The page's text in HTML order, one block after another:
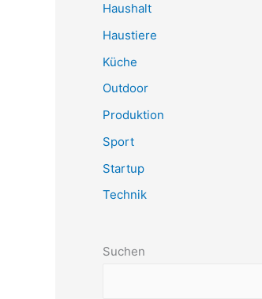
Haushalt
Haustiere
Küche
Outdoor
Produktion
Sport
Startup
Technik
Suchen